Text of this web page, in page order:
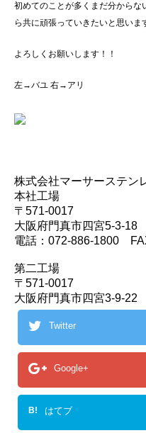
初めてのことが多くまだ分から
ら共に頑張っていきたいと思いま
よろしくお願いします！！
左→バユ 右→アリ
株式会社マーサーステン
本社工場
〒571-0017
大阪府門真市四宮5-3-18
電話：072-886-1800
第二工場
〒571-0017
大阪府門真市四宮3-9-22
Twitter
Google+
B! はてブ